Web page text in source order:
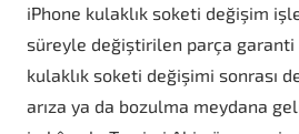
iPhone kulaklık soketi değişim
süreyle değiştirilen parça garanti
kulaklık soketi değişimi sonrası
arıza ya da bozulma meydana